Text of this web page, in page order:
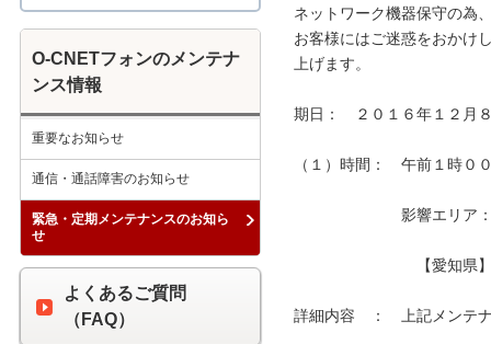
ネットワーク機器保守の為
お客様にはご迷惑をおかけ
上げます。
期日：　２０１６年１２月
（１）時間：　午前１時０
影響エリア：　下記
【愛知県】
詳細内容　：　上記メンテ
O-CNETフォンのメンテナ
ンス情報
重要なお知らせ
通信・通話障害のお知らせ
緊急・定期メンテナンスのお知ら
せ
よくあるご質問
（FAQ）